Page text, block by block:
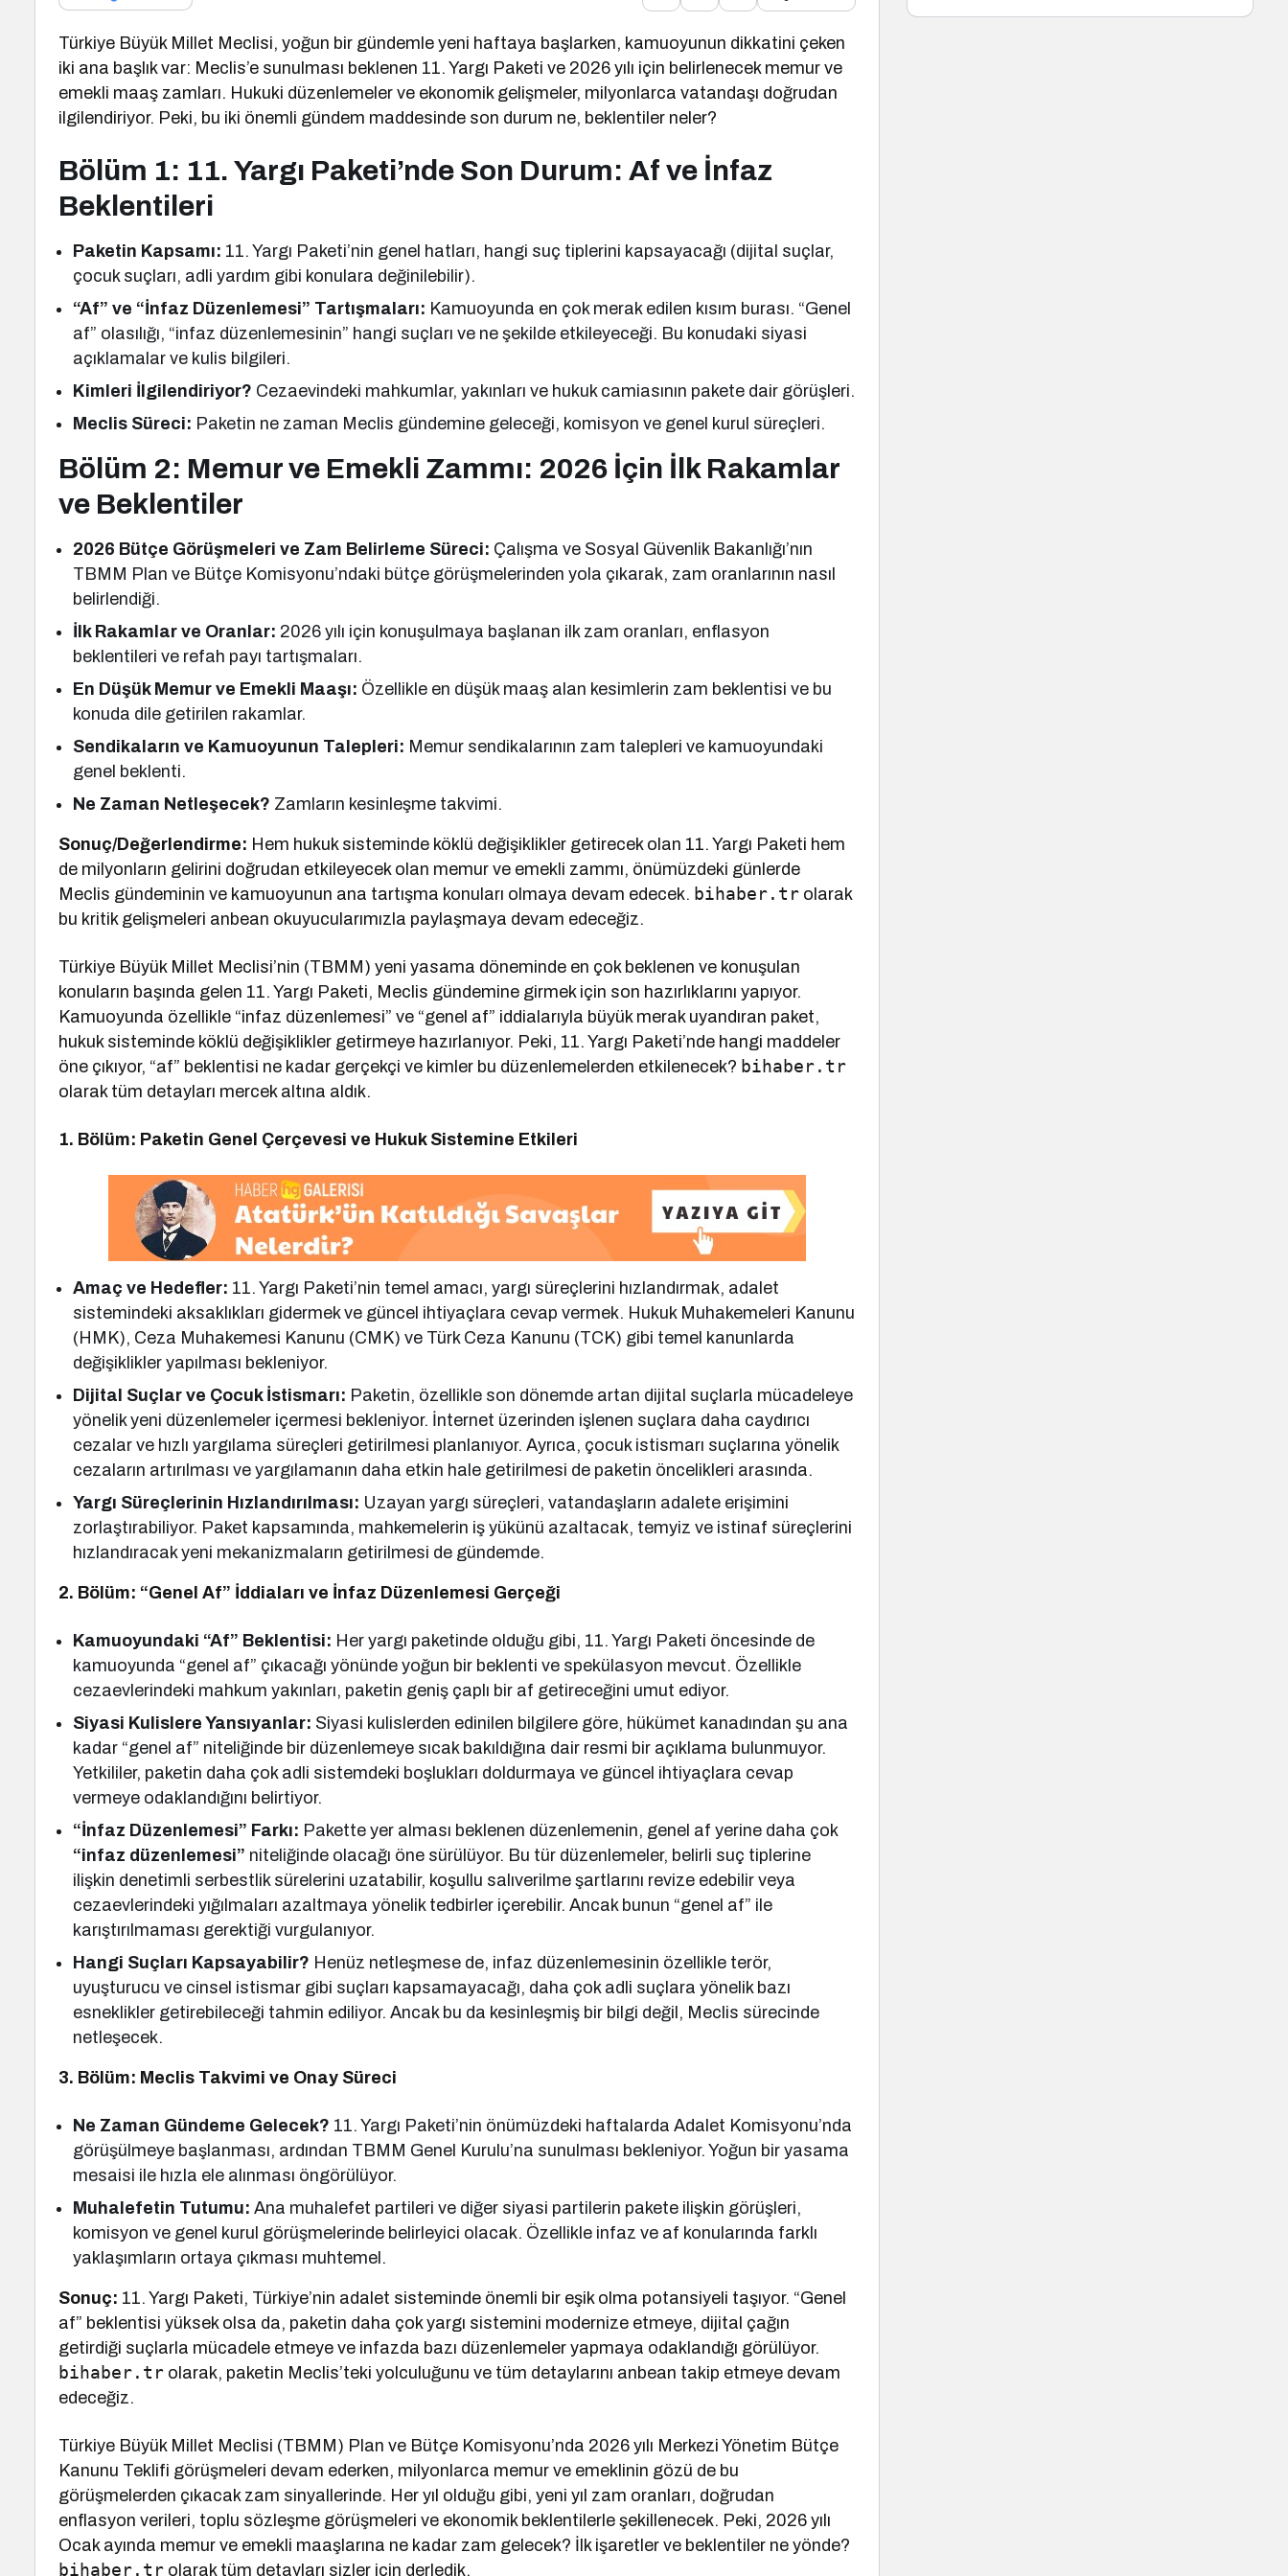
Türkiye Büyük Millet Meclisi, yoğun bir gündemle yeni haftaya başlarken, kamuoyunun dikkatini çeken
iki ana başlık var: Meclis’e sunulması beklenen 11. Yargı Paketi ve 2026 yılı için belirlenecek memur ve
emekli maaş zamları. Hukuki düzenlemeler ve ekonomik gelişmeler, milyonlarca vatandaşı doğrudan
ilgilendiriyor. Peki, bu iki önemli gündem maddesinde son durum ne, beklentiler neler?
Bölüm 1: 11. Yargı Paketi’nde Son Durum: Af ve İnfaz
Beklentileri
Paketin Kapsamı: 11. Yargı Paketi’nin genel hatları, hangi suç tiplerini kapsayacağı (dijital suçlar,
çocuk suçları, adli yardım gibi konulara değinilebilir).
“Af” ve “İnfaz Düzenlemesi” Tartışmaları: Kamuoyunda en çok merak edilen kısım burası. “Genel
af” olasılığı, “infaz düzenlemesinin” hangi suçları ve ne şekilde etkileyeceği. Bu konudaki siyasi
açıklamalar ve kulis bilgileri.
Kimleri İlgilendiriyor? Cezaevindeki mahkumlar, yakınları ve hukuk camiasının pakete dair görüşleri.
Meclis Süreci: Paketin ne zaman Meclis gündemine geleceği, komisyon ve genel kurul süreçleri.
Bölüm 2: Memur ve Emekli Zammı: 2026 İçin İlk Rakamlar
ve Beklentiler
2026 Bütçe Görüşmeleri ve Zam Belirleme Süreci: Çalışma ve Sosyal Güvenlik Bakanlığı’nın
TBMM Plan ve Bütçe Komisyonu’ndaki bütçe görüşmelerinden yola çıkarak, zam oranlarının nasıl
belirlendiği.
İlk Rakamlar ve Oranlar: 2026 yılı için konuşulmaya başlanan ilk zam oranları, enflasyon
beklentileri ve refah payı tartışmaları.
En Düşük Memur ve Emekli Maaşı: Özellikle en düşük maaş alan kesimlerin zam beklentisi ve bu
konuda dile getirilen rakamlar.
Sendikaların ve Kamuoyunun Talepleri: Memur sendikalarının zam talepleri ve kamuoyundaki
genel beklenti.
Ne Zaman Netleşecek? Zamların kesinleşme takvimi.
Sonuç/Değerlendirme: Hem hukuk sisteminde köklü değişiklikler getirecek olan 11. Yargı Paketi hem
de milyonların gelirini doğrudan etkileyecek olan memur ve emekli zammı, önümüzdeki günlerde
Meclis gündeminin ve kamuoyunun ana tartışma konuları olmaya devam edecek. bihaber.tr olarak
bu kritik gelişmeleri anbean okuyucularımızla paylaşmaya devam edeceğiz.
Türkiye Büyük Millet Meclisi’nin (TBMM) yeni yasama döneminde en çok beklenen ve konuşulan
konuların başında gelen 11. Yargı Paketi, Meclis gündemine girmek için son hazırlıklarını yapıyor.
Kamuoyunda özellikle “infaz düzenlemesi” ve “genel af” iddialarıyla büyük merak uyandıran paket,
hukuk sisteminde köklü değişiklikler getirmeye hazırlanıyor. Peki, 11. Yargı Paketi’nde hangi maddeler
öne çıkıyor, “af” beklentisi ne kadar gerçekçi ve kimler bu düzenlemelerden etkilenecek? bihaber.tr
olarak tüm detayları mercek altına aldık.
1. Bölüm: Paketin Genel Çerçevesi ve Hukuk Sistemine Etkileri
Amaç ve Hedefler: 11. Yargı Paketi’nin temel amacı, yargı süreçlerini hızlandırmak, adalet
sistemindeki aksaklıkları gidermek ve güncel ihtiyaçlara cevap vermek. Hukuk Muhakemeleri Kanunu
(HMK), Ceza Muhakemesi Kanunu (CMK) ve Türk Ceza Kanunu (TCK) gibi temel kanunlarda
değişiklikler yapılması bekleniyor.
Dijital Suçlar ve Çocuk İstismarı: Paketin, özellikle son dönemde artan dijital suçlarla mücadeleye
yönelik yeni düzenlemeler içermesi bekleniyor. İnternet üzerinden işlenen suçlara daha caydırıcı
cezalar ve hızlı yargılama süreçleri getirilmesi planlanıyor. Ayrıca, çocuk istismarı suçlarına yönelik
cezaların artırılması ve yargılamanın daha etkin hale getirilmesi de paketin öncelikleri arasında.
Yargı Süreçlerinin Hızlandırılması: Uzayan yargı süreçleri, vatandaşların adalete erişimini
zorlaştırabiliyor. Paket kapsamında, mahkemelerin iş yükünü azaltacak, temyiz ve istinaf süreçlerini
hızlandıracak yeni mekanizmaların getirilmesi de gündemde.
2. Bölüm: “Genel Af” İddiaları ve İnfaz Düzenlemesi Gerçeği
Kamuoyundaki “Af” Beklentisi: Her yargı paketinde olduğu gibi, 11. Yargı Paketi öncesinde de
kamuoyunda “genel af” çıkacağı yönünde yoğun bir beklenti ve spekülasyon mevcut. Özellikle
cezaevlerindeki mahkum yakınları, paketin geniş çaplı bir af getireceğini umut ediyor.
Siyasi Kulislere Yansıyanlar: Siyasi kulislerden edinilen bilgilere göre, hükümet kanadından şu ana
kadar “genel af” niteliğinde bir düzenlemeye sıcak bakıldığına dair resmi bir açıklama bulunmuyor.
Yetkililer, paketin daha çok adli sistemdeki boşlukları doldurmaya ve güncel ihtiyaçlara cevap
vermeye odaklandığını belirtiyor.
“İnfaz Düzenlemesi” Farkı: Pakette yer alması beklenen düzenlemenin, genel af yerine daha çok
“infaz düzenlemesi” niteliğinde olacağı öne sürülüyor. Bu tür düzenlemeler, belirli suç tiplerine
ilişkin denetimli serbestlik sürelerini uzatabilir, koşullu salıverilme şartlarını revize edebilir veya
cezaevlerindeki yığılmaları azaltmaya yönelik tedbirler içerebilir. Ancak bunun “genel af” ile
karıştırılmaması gerektiği vurgulanıyor.
Hangi Suçları Kapsayabilir? Henüz netleşmese de, infaz düzenlemesinin özellikle terör,
uyuşturucu ve cinsel istismar gibi suçları kapsamayacağı, daha çok adli suçlara yönelik bazı
esneklikler getirebileceği tahmin ediliyor. Ancak bu da kesinleşmiş bir bilgi değil, Meclis sürecinde
netleşecek.
3. Bölüm: Meclis Takvimi ve Onay Süreci
Ne Zaman Gündeme Gelecek? 11. Yargı Paketi’nin önümüzdeki haftalarda Adalet Komisyonu’nda
görüşülmeye başlanması, ardından TBMM Genel Kurulu’na sunulması bekleniyor. Yoğun bir yasama
mesaisi ile hızla ele alınması öngörülüyor.
Muhalefetin Tutumu: Ana muhalefet partileri ve diğer siyasi partilerin pakete ilişkin görüşleri,
komisyon ve genel kurul görüşmelerinde belirleyici olacak. Özellikle infaz ve af konularında farklı
yaklaşımların ortaya çıkması muhtemel.
Sonuç: 11. Yargı Paketi, Türkiye’nin adalet sisteminde önemli bir eşik olma potansiyeli taşıyor. “Genel
af” beklentisi yüksek olsa da, paketin daha çok yargı sistemini modernize etmeye, dijital çağın
getirdiği suçlarla mücadele etmeye ve infazda bazı düzenlemeler yapmaya odaklandığı görülüyor.
bihaber.tr olarak, paketin Meclis’teki yolculuğunu ve tüm detaylarını anbean takip etmeye devam
edeceğiz.
Türkiye Büyük Millet Meclisi (TBMM) Plan ve Bütçe Komisyonu’nda 2026 yılı Merkezi Yönetim Bütçe
Kanunu Teklifi görüşmeleri devam ederken, milyonlarca memur ve emeklinin gözü de bu
görüşmelerden çıkacak zam sinyallerinde. Her yıl olduğu gibi, yeni yıl zam oranları, doğrudan
enflasyon verileri, toplu sözleşme görüşmeleri ve ekonomik beklentilerle şekillenecek. Peki, 2026 yılı
Ocak ayında memur ve emekli maaşlarına ne kadar zam gelecek? İlk işaretler ve beklentiler ne yönde?
bihaber.tr olarak tüm detayları sizler için derledik.